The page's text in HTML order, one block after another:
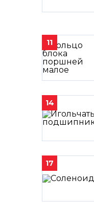
11
14
17